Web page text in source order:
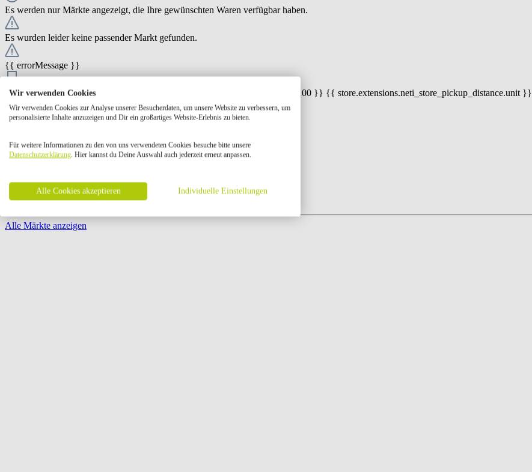
Es werden nur Märkte angezeigt, die Ihre gewünschten Waren verfügbar haben.
Es wurden leider keine passender Markt gefunden.
{{ errorMessage }}
{{ Math.round(store.extensions.neti_store_pickup_distance.distance * 100) / 100 }} {{ store.extensions.neti_store_pickup_distance.unit }}
{{ store.label }}
{{ store.street }} {{ store.streetNumber }}
{{ store.zipCode }} {{ store.city }}
Öffnungszeiten:
Seite {{ pagination.page }} von {{ pagination.pageCount }}
Alle Märkte anzeigen
Wir verwenden Cookies
Wir verwenden Cookies zur Analyse unserer Besucherdaten, um unsere Website zu verbessern, um
personalisierte Inhalte anzuzeigen und Dir ein großartiges Website-Erlebnis zu bieten.
Für weitere Informationen zu den von uns verwendeten Cookies besuche bitte unsere
Datenschutzerklärung. Hier kannst du Deine Auswahl auch jederzeit erneut anpassen.
Alle Cookies akzeptieren Individuelle Einstellungen